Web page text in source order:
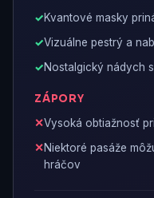
Kvantové masky
Vizuálne pestrý a
Nostalgický nádych
ZÁPORY
Vysoká obtiažnosť
Niektoré pasáže
hráčov